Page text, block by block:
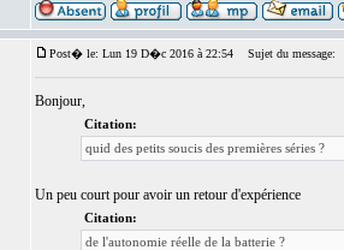
Post� le: Lun 19 D�c 2016 à 22:54 Sujet du message:
Bonjour,
Citation:
quid des petits soucis des premières séries ?
Un peu court pour avoir un retour d'expérience
Citation:
de l'autonomie réelle de la batterie ?